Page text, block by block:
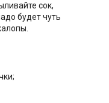
сок,
будет чуть